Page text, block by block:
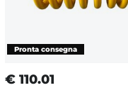
€ 110.01